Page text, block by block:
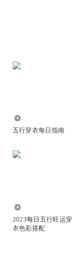
五行穿衣每日指南
2023每日五行旺运穿
衣色彩搭配